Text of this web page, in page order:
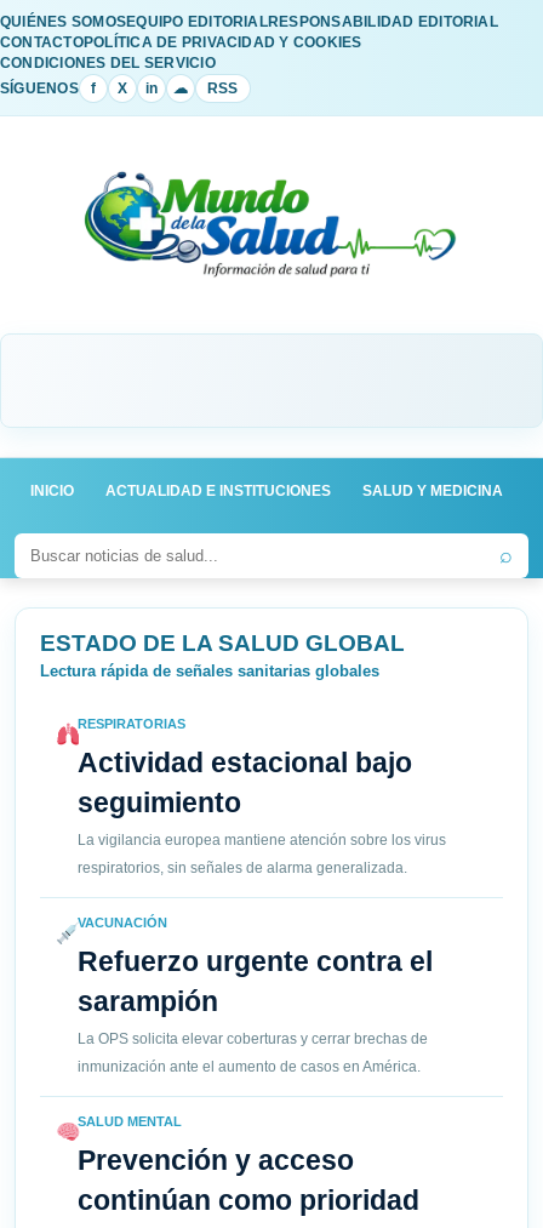
QUIÉNES SOMOSEQUIPO EDITORIALRESPONSABILIDAD EDITORIAL
CONTACTOPOLÍTICA DE PRIVACIDAD Y COOKIES
CONDICIONES DEL SERVICIO
SÍGUENOS
f X in ☁ RSS
INICIO ACTUALIDAD E INSTITUCIONES SALUD Y MEDICINA
⌕
ESTADO DE LA SALUD GLOBAL
Lectura rápida de señales sanitarias globales
RESPIRATORIAS
Actividad estacional bajo
seguimiento
La vigilancia europea mantiene atención sobre los virus
respiratorios, sin señales de alarma generalizada.
VACUNACIÓN
Refuerzo urgente contra el
sarampión
La OPS solicita elevar coberturas y cerrar brechas de
inmunización ante el aumento de casos en América.
SALUD MENTAL
Prevención y acceso
continúan como prioridad